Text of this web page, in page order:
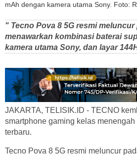
mAh dengan kamera utama Sony. Foto:
" Tecno Pova 8 5G resmi meluncur
menawarkan kombinasi baterai
kamera utama Sony, dan layar
JAKARTA, TELISIK.ID - TECNO
smartphone gaming kelas
terbaru.
Tecno Pova 8 5G resmi meluncur